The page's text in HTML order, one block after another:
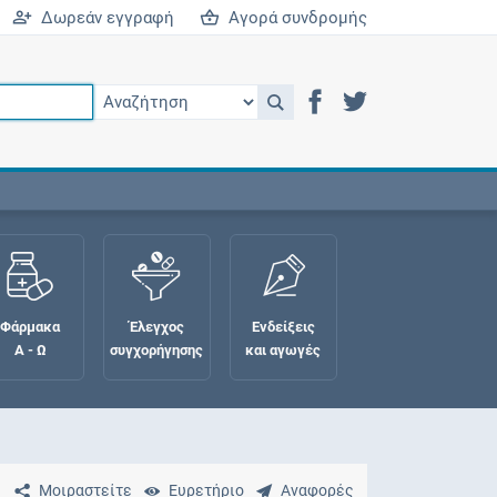
Δωρεάν εγγραφή Αγορά συνδρομής
Φάρμακα
Α - Ω
Έλεγχος
συγχορήγησης
Ενδείξεις
και αγωγές
Μοιραστείτε Ευρετήριο Αναφορές